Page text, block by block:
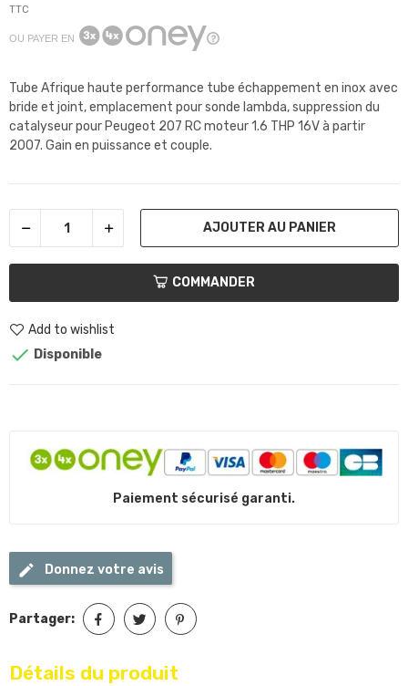
TTC
OU PAYER EN
Tube Afrique haute performance tube échappement en inox avec
bride et joint, emplacement pour sonde lambda, suppression du
catalyseur pour Peugeot 207 RC moteur 1.6 THP 16V à partir
2007. Gain en puissance et couple.
AJOUTER AU PANIER
COMMANDER
Add to wishlist
 Disponible
Paiement sécurisé garanti.
Donnez votre avis
Partager:
Détails du produit